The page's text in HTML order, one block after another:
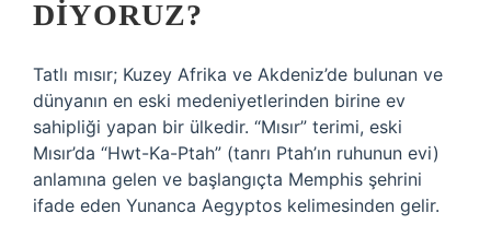
DIYORUZ?
Tatlı mısır; Kuzey Afrika ve Akdeniz’de bulunan ve
dünyanın en eski medeniyetlerinden birine ev
sahipliği yapan bir ülkedir. “Mısır” terimi, eski
Mısır’da “Hwt-Ka-Ptah” (tanrı Ptah’ın ruhunun evi)
anlamına gelen ve başlangıçta Memphis şehrini
ifade eden Yunanca Aegyptos kelimesinden gelir.